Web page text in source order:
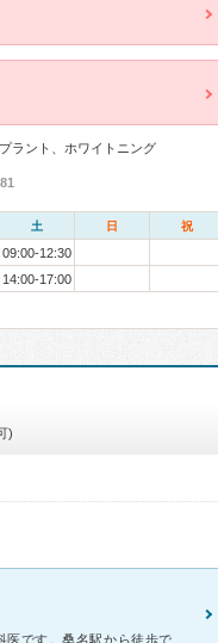
ラント、ホワイトニング
土 日 祝
09:00-12:30
14:00-17:00
)